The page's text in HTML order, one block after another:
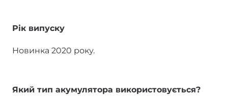
Рік випуску
Новинка 2020 року.
Який тип акумулятора використовується?